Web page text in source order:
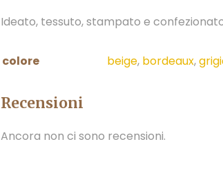
Ideato, tessuto, stampato e
colore beige, bordeaux,
Recensioni
Ancora non ci sono recensioni.